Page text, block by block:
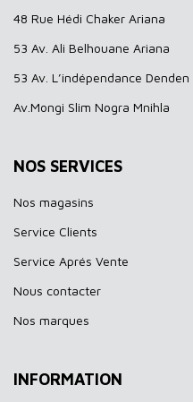
48 Rue Hédi Chaker Ariana
53 Av. Ali Belhouane Ariana
53 Av. L’indépendance Denden
Av.Mongi Slim Nogra Mnihla
NOS SERVICES
Nos magasins
Service Clients
Service Aprés Vente
Nous contacter
Nos marques
INFORMATION